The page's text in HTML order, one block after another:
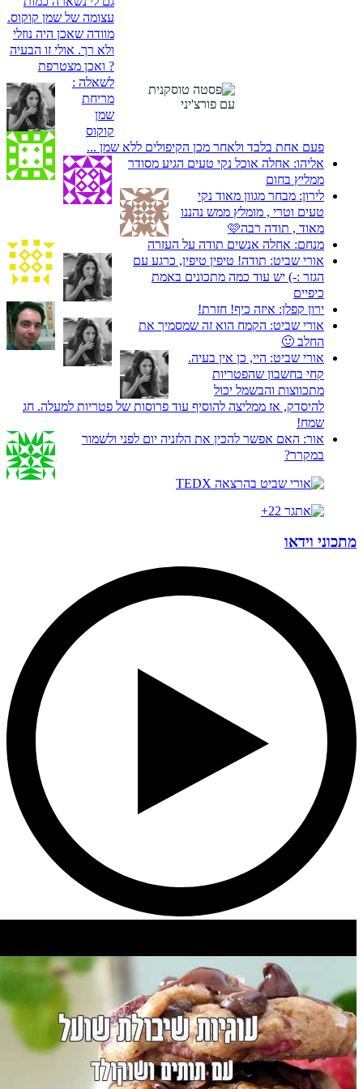
עצומה של שמן קוקוס.
מוודה שאכן היה נוזלי
ולא רך. אולי זו הבעיה
? ואכן מצטרפת
לשאלה :
מריחת
שמן
קוקוס
פעם אחת בלבד ולאחר מכן הקיפולים ללא שמן ...
אליהו: אחלה אוכל נקי טעים הגיע מסודר
ממליץ בחום
לירון: מבחר מגוון מאוד נקי
טעים וטרי , מומלץ ממש נהננו
מאוד , תודה רבה🩷
מנחם: אחלה אנשים תודה על העזרה
אורי שביט: תודה! טיפין טיפין, כרגע עם
הגזר :-) יש עוד כמה מתכונים באמת
כיפיים
ירון קפלן: איזה כיף! חזרת!
אורי שביט: הקמח הוא זה שמסמיך את
החלב 🙂
אורי שביט: היי, כן אין בעיה.
קחי בחשבון שהפטריות
מתכווצות והבשמל יכול
להיסדק, אז ממליצה להוסיף עוד פרוסות של פטריות למעלה. חג
שמח!
אור: האם אפשר להכין את הלזניה יום לפני ולשמור
במקרר?
מתכוני וידאו